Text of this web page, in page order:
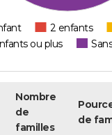
2 enfants
ou plus
Nombre
de
familles
de